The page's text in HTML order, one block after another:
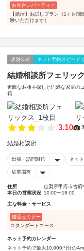
お見合いパーティー
【婚活】お試しプラン（1ヶ月
験いただけます）
店舗公式 ネット予約スピード
結婚相談所フェリッ
素敵なお相手探しと円満な家庭の
籍
3.10
結婚相談所
出張・訪問対応 ネッ
駐車場有
住所
山梨県甲府市古
本日の営業状況 10:00〜18:00
主な料金・サービス
婚活セミナー
スタンダードコース
ネット予約カレンダー
ネット予約で最大10,000円分の